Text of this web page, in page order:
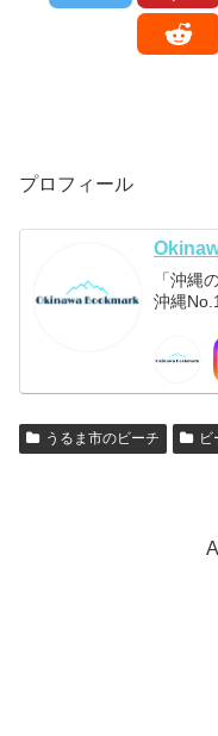
プロフィール
「沖縄
沖縄
うるま市のビーチ ビ